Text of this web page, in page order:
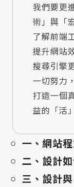
我們要更
術」與「
了解前端
提升網站
搜尋引擎
一切努力
打造一個
益的「活
一、網站
二、設計
三、設計